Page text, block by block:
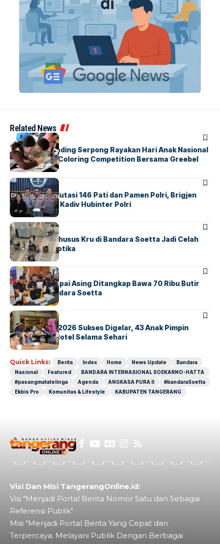
Related News
BERITAINDEX
Atria Hotel Gading Serpong Rayakan Hari Anak Nasional
Lewat Family Coloring Competition Bersama Greebel
Indonesia
BERITA
Mabes Polri Mutasi 146 Pati dan Pamen Polri, Brigjen
Untung Jabat Kadiv Hubinter Polri
BANDARABERITA
Ketika Jalur Khusus Kru di Bandara Soetta Jadi Celah
Sindikat Narkotika
BANDARA BERITA
Kopilot Maskapai Asing Ditangkap Bawa 70 Ribu Butir
Ekstasi di Bandara Soetta
BERITAINDEX
GM For A Day 2026 Sukses Digelar, 43 Anak Pimpin
Operasional Hotel Selama Sehari
Quick Links: Berita Index Home News Update
Bandara
Nasional
Featured
BANDARA INTERNASIONAL SOEKARNO-HATTA
#pasangmatatelinga
Agenda ANGKASA PURA II
#bandaraSoetta
Ekbis Pro
Komunitas & Lifestyle KABUPATEN TANGERANG
Visi Dan Misi TangerangOnline.id:
Visi "Menjadi Portal Berita Nomor Satu dan Sebagai
Referensi Publik"
Misi "Menjadi Portal Berita Yang Cepat dan
Terpercaya. Melayani Publik Dengan Berbagai